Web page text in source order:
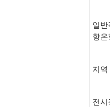
일반
항온
지역
전시